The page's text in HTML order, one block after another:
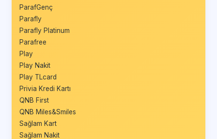
ParafGenç
Parafly
Parafly Platinum
Parafree
Play
Play Nakit
Play TLcard
Privia Kredi Kartı
QNB First
QNB Miles&Smiles
Sağlam Kart
Sağlam Nakit